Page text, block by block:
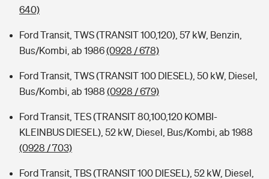
640)
Ford Transit, TWS (TRANSIT 100,120), 57 kW, Benzin,
Bus/Kombi, ab 1986(0928 / 678)
Ford Transit, TWS (TRANSIT 100 DIESEL), 50 kW, Diesel,
Bus/Kombi, ab 1988 (0928 / 679)
Ford Transit, TES (TRANSIT 80,100,120 KOMBI-
KLEINBUS DIESEL), 52 kW, Diesel, Bus/Kombi, ab 1988
(0928 / 703)
Ford Transit, TBS (TRANSIT 100 DIESEL), 52 kW, Diesel,